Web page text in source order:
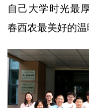
自己大学时光最
春西农最美好的温